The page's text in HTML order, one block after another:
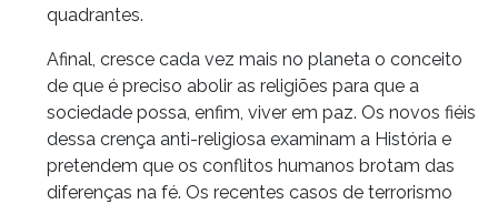
quadrantes.
Afinal, cresce cada vez mais no planeta o conceito
de que é preciso abolir as religiões para que a
sociedade possa, enfim, viver em paz. Os novos fiéis
dessa crença anti-religiosa examinam a História e
pretendem que os conflitos humanos brotam das
diferenças na fé. Os recentes casos de terrorismo